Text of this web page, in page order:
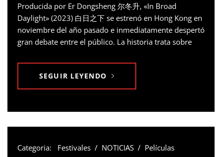
Producida por Er Dongsheng 尔冬升, «In Broad
Daylight» (2023) 白日之下 se estrenó en Hong Kong en
noviembre del año pasado e inmediatamente despertó
gran debate entre el público. La historia trata sobre
SEGUIR LEYENDO
Categoria: Festivales / NOTICIAS / Películas